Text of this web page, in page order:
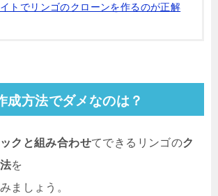
トでリンゴのクローンを作るのが正解
成方法でダメなのは？
クと組み合わせてできるリンゴのク
を
ましょう。